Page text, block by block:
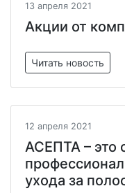
13 апреля 2021
Акции от
Читать новость
12 апреля 2021
АСЕПТА – это
ухода за